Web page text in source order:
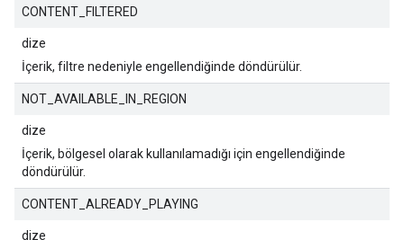
CONTENT_FILTERED
dize
İçerik, filtre nedeniyle engellendiğinde döndürülür.
NOT_AVAILABLE_IN_REGION
dize
İçerik, bölgesel olarak kullanılamadığı için engellendiğinde
döndürülür.
CONTENT_ALREADY_PLAYING
dize